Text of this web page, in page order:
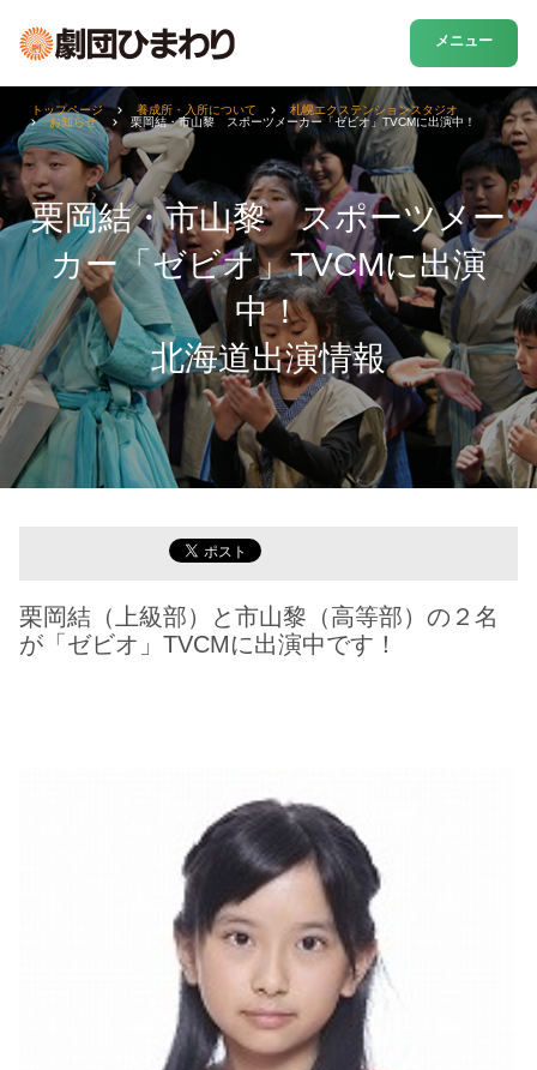
メニュー
栗岡結・市山黎 スポーツメー
カー「ゼビオ」TVCMに出演
中！
北海道出演情報
トップページ 養成所・入所について
札幌エクステンションスタジオ
お知らせ
栗岡結・市山黎 スポーツメーカー「ゼビオ」TVCMに出演中！
栗岡結（上級部）と市山黎（高等部）の２名
が「ゼビオ」TVCMに出演中です！